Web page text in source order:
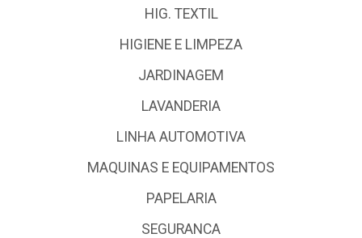
HIG. TEXTIL
HIGIENE E LIMPEZA
JARDINAGEM
LAVANDERIA
LINHA AUTOMOTIVA
MAQUINAS E EQUIPAMENTOS
PAPELARIA
SEGURANCA